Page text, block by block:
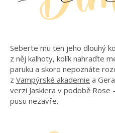
Seberte mu ten jeho dlouhý
z něj kalhoty, kolík nahraďte
paruku a skoro nepoznáte
z Vampýrské akademie a
verzi Jaskiera v podobě Rose
pusu nezavře.